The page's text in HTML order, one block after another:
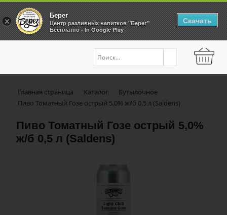
Главная страница Каталог
Бутылочное
Пиво Томатный Гозе острый 5,0% ж/б 0,5 л (Saldens)
Пиво Томатный Гозе острый 5,0%
ж/б 0,5 л (Saldens)
×
Берег
Центр разливных напитков "Берег"
Бесплатно - In Google Play
Скачать